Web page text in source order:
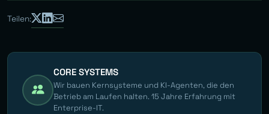
Teilen:
CORE SYSTEMS
Wir bauen Kernsysteme und KI-Agenten, die den
Betrieb am Laufen halten. 15 Jahre Erfahrung mit
Enterprise-IT.